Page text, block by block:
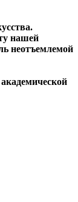
нашей
неотъемлемой